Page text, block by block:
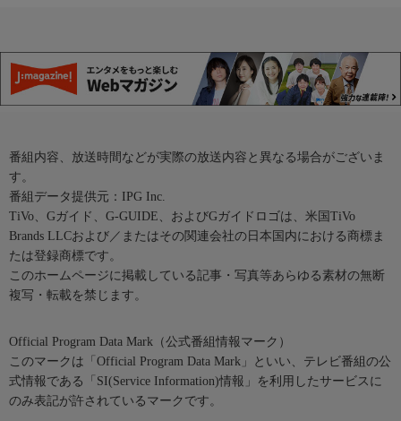
番組内容、放送時間などが実際の放送内容と異なる場合がございま
す。
番組データ提供元：IPG Inc.
TiVo、Gガイド、G-GUIDE、およびGガイドロゴは、米国TiVo
Brands LLCおよび／またはその関連会社の日本国内における商標ま
たは登録商標です。
このホームページに掲載している記事・写真等あらゆる素材の無断
複写・転載を禁じます。
Official Program Data Mark（公式番組情報マーク）
このマークは「Official Program Data Mark」といい、テレビ番組の公
式情報である「SI(Service Information)情報」を利用したサービスに
のみ表記が許されているマークです。